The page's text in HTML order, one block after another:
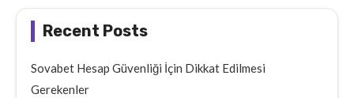
Recent Posts
Sovabet Hesap Güvenliği İçin Dikkat Edilmesi
Gerekenler